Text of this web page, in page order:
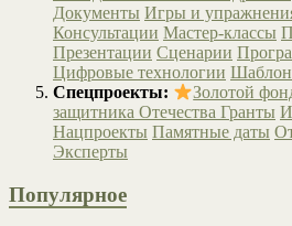
Документы Игры и
Консультации Мастер-классы
Презентации Сценарии
Цифровые технологии
Спецпроекты:
Золотой
защитника Отечества Гранты
Нацпроекты Памятные даты
Эксперты
Популярное